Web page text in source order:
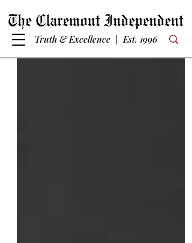
Truth & Excellence | Est. 1996